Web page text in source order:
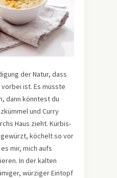
der Natur, dass
ist. Es müsste
dann könntest du
und Curry
Haus zieht. Kürbis-
köchelt so vor
mir, mich aufs
In der kalten
würziger Eintopf